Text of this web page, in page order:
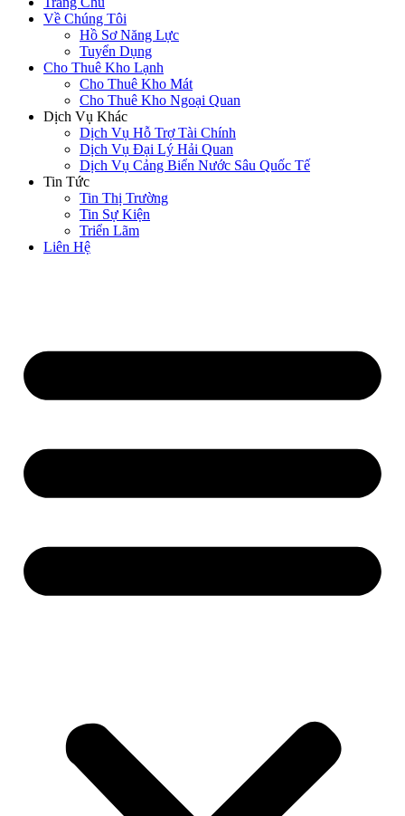
Về Chúng Tôi
Hồ Sơ Năng Lực
Tuyển Dụng
Cho Thuê Kho Lạnh
Cho Thuê Kho Mát
Cho Thuê Kho Ngoại Quan
Dịch Vụ Khác
Dịch Vụ Hỗ Trợ Tài Chính
Dịch Vụ Đại Lý Hải Quan
Dịch Vụ Cảng Biển Nước Sâu Quốc Tế
Tin Tức
Tin Thị Trường
Tin Sự Kiện
Triển Lãm
Liên Hệ